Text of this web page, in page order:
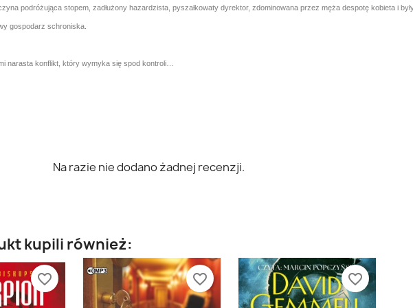
podróżująca stopem, zadłużony hazardzista, pyszałkowaty dyrektor, zdominowana przez męża despotę kobieta i
gospodarz schroniska.
narasta konflikt, który wymyka się spod kontroli…
Na razie nie dodano żadnej recenzji.
kupili również:
favorite_border favorite_border favorite_border